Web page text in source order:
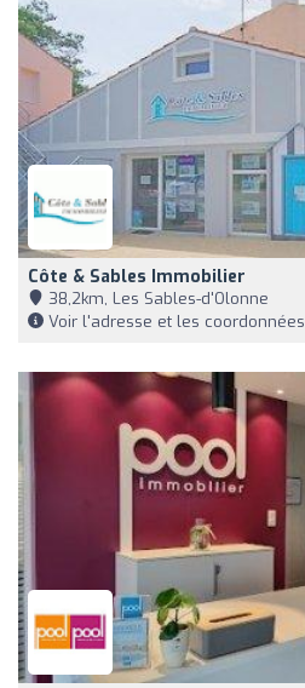
Côte & Sables Immobilier
38,2km, Les Sables-d'Olonne
Voir l'adresse et les coordonnées